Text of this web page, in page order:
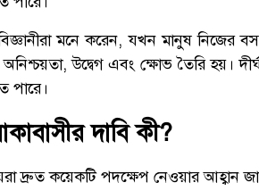
মনে করেন, যখন মানুষ নিজের
অনিশ্চয়তা, উদ্বেগ এবং ক্ষোভ তৈরি হয়।
পারে।
দাবি কী?
দ্রুত কয়েকটি পদক্ষেপ নেওয়ার আহ্বান